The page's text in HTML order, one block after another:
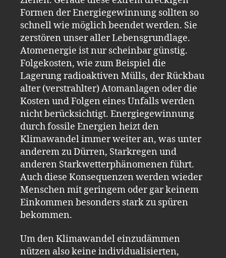
Formen der Energiegewinnung sollten so
schnell wie möglich beendet werden. Sie
zerstören unser aller Lebensgrundlage.
Atomenergie ist nur scheinbar günstig.
Folgekosten, wie zum Beispiel die
Lagerung radioaktiven Mülls, der Rückbau
alter (verstrahlter) Atomanlagen oder die
Kosten und Folgen eines Unfalls werden
nicht berücksichtigt. Energiegewinnung
durch fossile Energien heizt den
Klimawandel immer weiter an, was unter
anderem zu Dürren, Starkregen und
anderen Starkwetterphänomenen führt.
Auch diese Konsequenzen werden wieder
Menschen mit geringem oder gar keinem
Einkommen besonders stark zu spüren
bekommen.
Um den Klimawandel einzudämmen
nützen also keine individualisierten,